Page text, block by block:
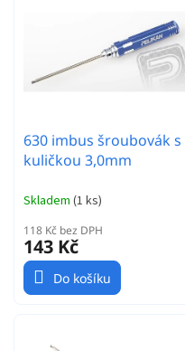
ů
630 imbus šroubovák s
kuličkou 3,0mm
Skladem (1 ks)
118 Kč bez DPH
143 Kč
Do košíku